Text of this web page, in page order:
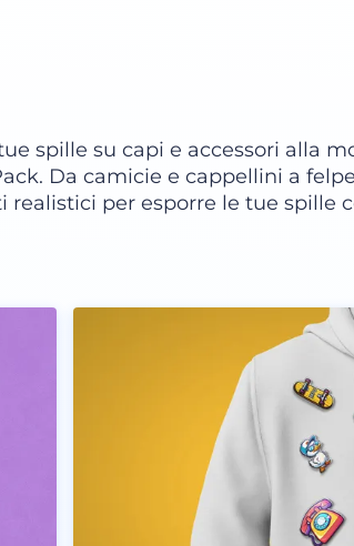
spille su capi e accessori alla
Da camicie e cappellini a
per esporre le tue spille